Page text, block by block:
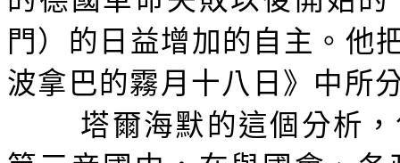
門）的日益增加的自主。他
波拿巴的霧月十八日》中所
塔爾海默的這個分析